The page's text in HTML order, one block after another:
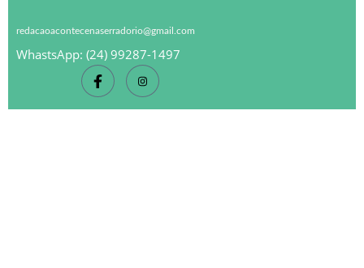
redacaoacontecenaserradorio@gmail.com
WhastsApp: (24) 99287-1497